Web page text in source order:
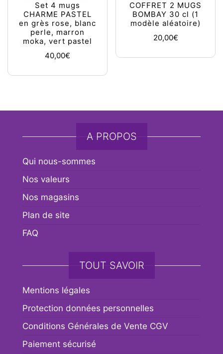
Set 4 mugs
CHARME PASTEL
en grès rose, blanc
perle, marron
moka, vert pastel
40,00€
COFFRET 2 MUGS
BOMBAY 30 cl (1
modèle aléatoire)
20,00€
A PROPOS
Qui nous-sommes
Nos valeurs
Nos magasins
Plan de site
FAQ
TOUT SAVOIR
Mentions légales
Protection données personnelles
Conditions Générales de Vente CGV
Paiement sécurisé